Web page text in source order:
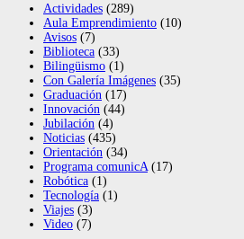
Actividades (289)
Aula Emprendimiento (10)
Avisos (7)
Biblioteca (33)
Bilingüismo (1)
Con Galería Imágenes (35)
Graduación (17)
Innovación (44)
Jubilación (4)
Noticias (435)
Orientación (34)
Programa comunicA (17)
Robótica (1)
Tecnología (1)
Viajes (3)
Video (7)